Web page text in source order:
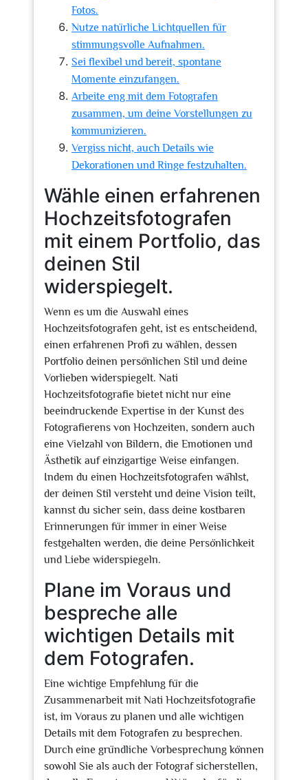
Fotos.
Nutze natürliche Lichtquellen für
stimmungsvolle Aufnahmen.
Sei flexibel und bereit, spontane
Momente einzufangen.
Arbeite eng mit dem Fotografen
zusammen, um deine Vorstellungen zu
kommunizieren.
Vergiss nicht, auch Details wie
Dekorationen und Ringe festzuhalten.
Wähle einen erfahrenen
Hochzeitsfotografen
mit einem Portfolio, das
deinen Stil
widerspiegelt.
Wenn es um die Auswahl eines
Hochzeitsfotografen geht, ist es entscheidend,
einen erfahrenen Profi zu wählen, dessen
Portfolio deinen persönlichen Stil und deine
Vorlieben widerspiegelt. Nati
Hochzeitsfotografie bietet nicht nur eine
beeindruckende Expertise in der Kunst des
Fotografierens von Hochzeiten, sondern auch
eine Vielzahl von Bildern, die Emotionen und
Ästhetik auf einzigartige Weise einfangen.
Indem du einen Hochzeitsfotografen wählst,
der deinen Stil versteht und deine Vision teilt,
kannst du sicher sein, dass deine kostbaren
Erinnerungen für immer in einer Weise
festgehalten werden, die deine Persönlichkeit
und Liebe widerspiegeln.
Plane im Voraus und
bespreche alle
wichtigen Details mit
dem Fotografen.
Eine wichtige Empfehlung für die
Zusammenarbeit mit Nati Hochzeitsfotografie
ist, im Voraus zu planen und alle wichtigen
Details mit dem Fotografen zu besprechen.
Durch eine gründliche Vorbesprechung können
sowohl Sie als auch der Fotograf sicherstellen,